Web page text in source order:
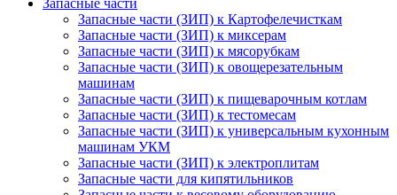
Запасные части
Запасные части (ЗИП) к Картофелечисткам
Запасные части (ЗИП) к миксерам
Запасные части (ЗИП) к мясорубкам
Запасные части (ЗИП) к овощерезательным
машинам
Запасные части (ЗИП) к пищеварочным котлам
Запасные части (ЗИП) к тестомесам
Запасные части (ЗИП) к универсальным кухонным
машинам УКМ
Запасные части (ЗИП) к электроплитам
Запасные части для кипятильников